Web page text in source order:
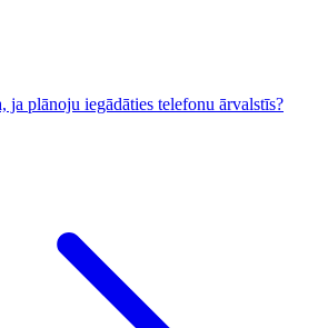
ja plānoju iegādāties telefonu ārvalstīs?